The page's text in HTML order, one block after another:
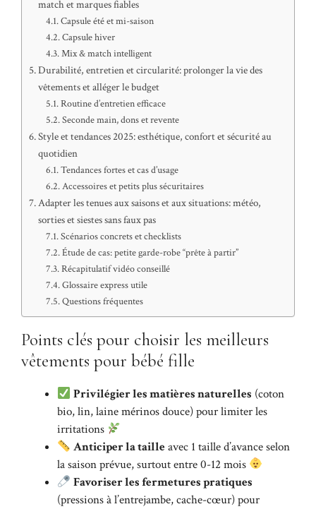
match et marques fiables
Capsule été et mi-saison
Capsule hiver
Mix & match intelligent
Durabilité, entretien et circularité: prolonger la vie des
vêtements et alléger le budget
Routine d’entretien efficace
Seconde main, dons et revente
Style et tendances 2025: esthétique, confort et sécurité au
quotidien
Tendances fortes et cas d’usage
Accessoires et petits plus sécuritaires
Adapter les tenues aux saisons et aux situations: météo,
sorties et siestes sans faux pas
Scénarios concrets et checklists
Étude de cas: petite garde-robe “prête à partir”
Récapitulatif vidéo conseillé
Glossaire express utile
Questions fréquentes
Points clés pour choisir les meilleurs
vêtements pour bébé fille
Privilégier les matières naturelles (coton
bio, lin, laine mérinos douce) pour limiter les
irritations
Anticiper la tailleavec 1 taille d’avance selon
la saison prévue, surtout entre 0-12 mois
Favoriser les fermetures pratiques
(pressions à l’entrejambe, cache-cœur) pour